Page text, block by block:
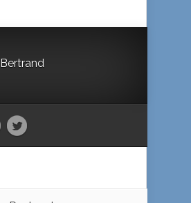
Bertrand